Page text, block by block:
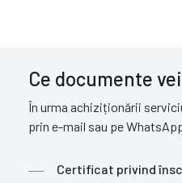
Ce documente
În urma achiziționării
prin e-mail sau pe
Certificat privind